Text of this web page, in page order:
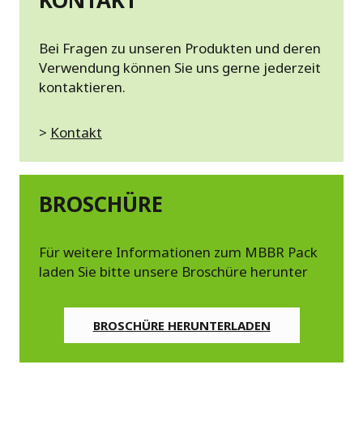
Bei Fragen zu unseren Produkten und deren
Verwendung können Sie uns gerne jederzeit
kontaktieren.
> Kontakt
BROSCHÜRE
Für weitere Informationen zum MBBR Pack
laden Sie bitte unsere Broschüre herunter
BROSCHÜRE HERUNTERLADEN